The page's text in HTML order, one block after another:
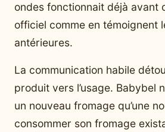
ondes fonctionnait déjà avant
officiel comme en témoignent
antérieures.
La communication habile
produit vers l’usage. Babybel
un nouveau fromage qu’une
consommer son fromage